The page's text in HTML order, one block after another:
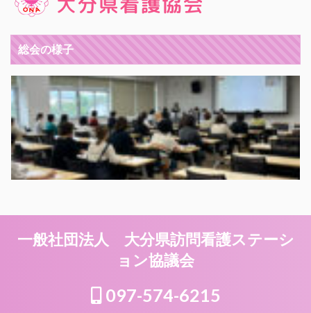
総会の様子
一般社団法人 大分県訪問看護ステーシ
ョン協議会
097-574-6215